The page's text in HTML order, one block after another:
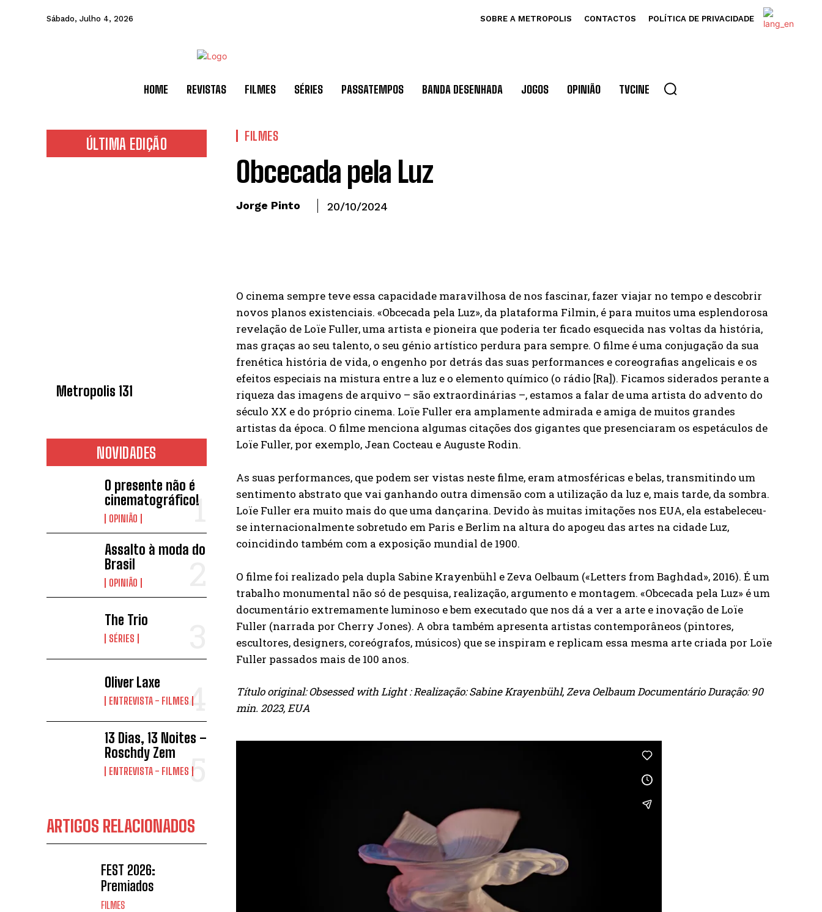
*
Concordo com aPolítica de privacidade.
Vais receber informação sobre futuros passatempos.
ENVIAR
Sábado, Julho 4, 2026 SOBRE A METROPOLIS CONTACTOS POLÍTICA DE PRIVACIDADE
HOME REVISTAS FILMES SÉRIES PASSATEMPOS BANDA DESENHADA JOGOS OPINIÃO TVCINE
ÚLTIMA EDIÇÃO
Metropolis 131
NOVIDADES
O presente não é
cinematográfico!
OPINIÃO
Assalto à moda do
Brasil
OPINIÃO
The Trio
SÉRIES
Oliver Laxe
ENTREVISTA - FILMES
13 Dias, 13 Noites –
Roschdy Zem
ENTREVISTA - FILMES
ARTIGOS RELACIONADOS
FEST 2026:
Premiados
FILMES
FILMES
Obcecada pela Luz
Jorge Pinto 20/10/2024
O cinema sempre teve essa capacidade maravilhosa de nos fascinar, fazer viajar no tempo e descobrir
novos planos existenciais. «Obcecada pela Luz», da plataforma Filmin, é para muitos uma esplendorosa
revelação de Loïe Fuller, uma artista e pioneira que poderia ter ficado esquecida nas voltas da história,
mas graças ao seu talento, o seu génio artístico perdura para sempre. O filme é uma conjugação da sua
frenética história de vida, o engenho por detrás das suas performances e coreografias angelicais e os
efeitos especiais na mistura entre a luz e o elemento químico (o rádio [Ra]). Ficamos siderados perante a
riqueza das imagens de arquivo – são extraordinárias –, estamos a falar de uma artista do advento do
século XX e do próprio cinema. Loïe Fuller era amplamente admirada e amiga de muitos grandes
artistas da época. O filme menciona algumas citações dos gigantes que presenciaram os espetáculos de
Loïe Fuller, por exemplo, Jean Cocteau e Auguste Rodin.
As suas performances, que podem ser vistas neste filme, eram atmosféricas e belas, transmitindo um
sentimento abstrato que vai ganhando outra dimensão com a utilização da luz e, mais tarde, da sombra.
Loïe Fuller era muito mais do que uma dançarina. Devido às muitas imitações nos EUA, ela estabeleceu-
se internacionalmente sobretudo em Paris e Berlim na altura do apogeu das artes na cidade Luz,
coincidindo também com a exposição mundial de 1900.
O filme foi realizado pela dupla Sabine Krayenbühl e Zeva Oelbaum («Letters from Baghdad», 2016). É um
trabalho monumental não só de pesquisa, realização, argumento e montagem. «Obcecada pela Luz» é um
documentário extremamente luminoso e bem executado que nos dá a ver a arte e inovação de Loïe
Fuller (narrada por Cherry Jones). A obra também apresenta artistas contemporâneos (pintores,
escultores, designers, coreógrafos, músicos) que se inspiram e replicam essa mesma arte criada por Loïe
Fuller passados mais de 100 anos.
Título original: Obsessed with Light : Realização: Sabine Krayenbühl, Zeva Oelbaum Documentário Duração: 90
min. 2023, EUA